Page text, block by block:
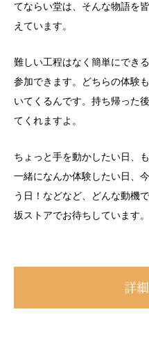
てならい堂は、そんな物語を
えています。
難しい工程はなく簡単にでき
参加できます。どちらの体験
いてくるんです。持ち帰った
てくれますよ。
ちょっと手を動かしたい日、
一緒になんか体験したい日、
う日！などなど、どんな動機
坂ストアでお待ちしています。
詳